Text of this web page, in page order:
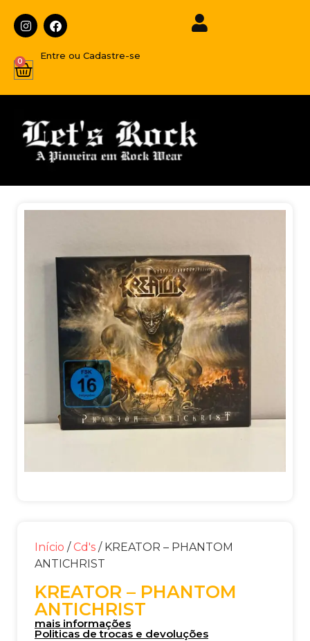
Entre ou Cadastre-se
0
Início / Cd's / KREATOR – PHANTOM
ANTICHRIST
KREATOR – PHANTOM
ANTICHRIST
mais informações
Politicas de trocas e devoluções